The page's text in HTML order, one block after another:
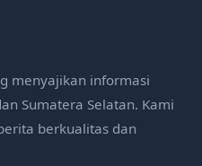
menyajikan informasi
Sumatera Selatan. Kami
berkualitas dan